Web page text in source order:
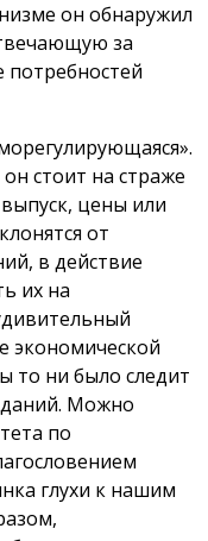
он обнаружил
за
потребностей
стоит на страже
выпуск, цены или
от
в действие
их на
экономической
то ни было следит
Можно
по
глухи к нашим